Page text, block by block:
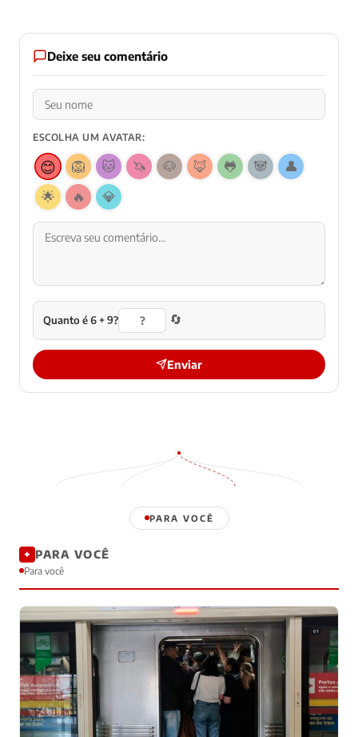
Deixe seu comentário
ESCOLHA UM AVATAR:
😊 🦁 🐱 🦄 🐶 🦊 🐸 🐼
👤
🌟
🔥 💎
Quanto é 6 + 9? 🔄
Enviar
PARA VOCÊ
✦ PARA VOCÊ
Para você